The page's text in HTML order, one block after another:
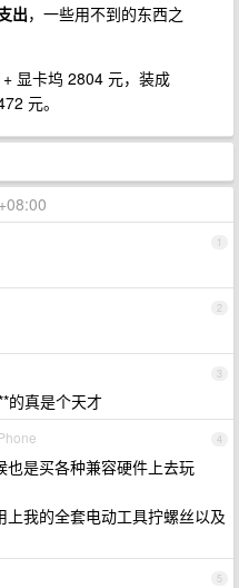
出，一些用不到的东西之
显卡坞 2804 元，装成
元。
1
2
3
的真是个天才
4
是买各种兼容硬件上去玩
我的全套电动工具拧螺丝以及
5